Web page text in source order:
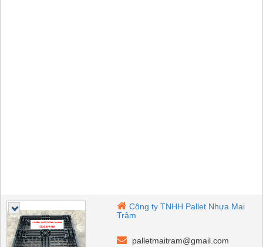
Công ty TNHH Pallet Nhựa Mai
Trâm
palletmaitram@gmail.com